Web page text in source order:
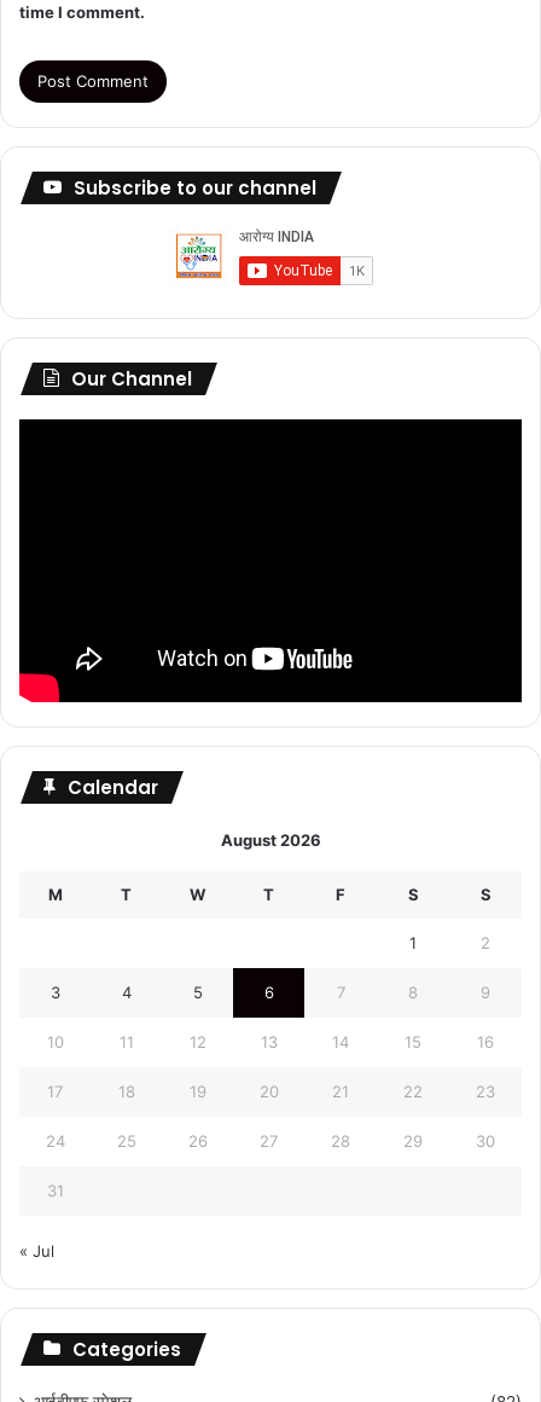
time I comment.
Subscribe to our channel
Our Channel
Calendar
August 2026
M T W T F S S
1 2
3 4 5 6 7 8 9
10 11 12 13 14 15 16
17 18 19 20 21 22 23
24 25 26 27 28 29 30
31
« Jul
Categories